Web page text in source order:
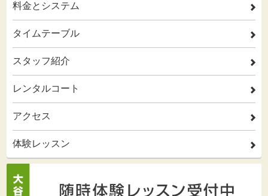
料金とシステム 2
タイムテーブル 2
スタッフ紹介 2
レンタルコート 2
アクセス 2
体験レッスン 2